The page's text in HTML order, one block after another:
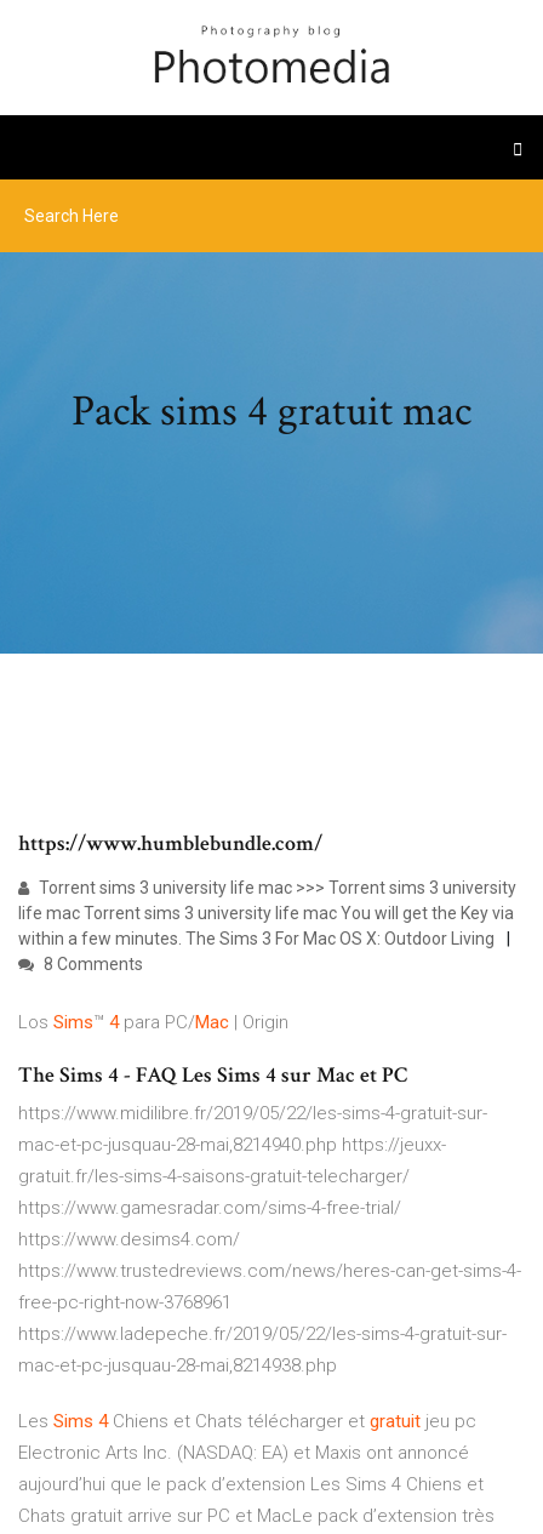
Pack sims 4 gratuit mac
https://www.humblebundle.com/
Torrent sims 3 university life mac >>> Torrent sims 3 university
life mac Torrent sims 3 university life mac You will get the Key via
within a few minutes. The Sims 3 For Mac OS X: Outdoor Living
8 Comments
Los Sims™ 4para PC/Mac | Origin
The Sims 4 - FAQ Les Sims 4 sur Mac et PC
https://www.midilibre.fr/2019/05/22/les-sims-4-gratuit-sur-
mac-et-pc-jusquau-28-mai,8214940.php https://jeuxx-
gratuit.fr/les-sims-4-saisons-gratuit-telecharger/
https://www.gamesradar.com/sims-4-free-trial/
https://www.desims4.com/
https://www.trustedreviews.com/news/heres-can-get-sims-4-
free-pc-right-now-3768961
https://www.ladepeche.fr/2019/05/22/les-sims-4-gratuit-sur-
mac-et-pc-jusquau-28-mai,8214938.php
Les Sims 4Chiens et Chats télécharger et gratuit jeu pc
Electronic Arts Inc. (NASDAQ: EA) et Maxis ont annoncé
aujourd’hui que le pack d’extension Les Sims 4 Chiens et
Chats gratuit arrive sur PC et MacLe pack d’extension très